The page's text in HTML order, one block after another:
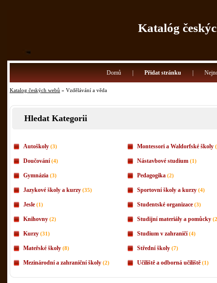
Katalóg
Domů Přidat stránku
Katalog českých webů » Vzdělávání a věda
Hledat Kategorii
Autoškoly (3)
Doučování (4)
Gymnázia (3)
Jazykové školy a kurzy (35)
Jesle (1)
Knihovny (2)
Kurzy (31)
Mateřské školy (8)
Mezinárodní a zahraniční školy (2)
Montessori a Waldorfské školy
Nástavbové studium (1)
Pedagogika (2)
Sportovní školy a kurzy (4)
Studentské organizace (3)
Studijní materiály a pomůcky
Studium v zahraničí (4)
Střední školy (7)
Učiliště a odborná učiliště (1)